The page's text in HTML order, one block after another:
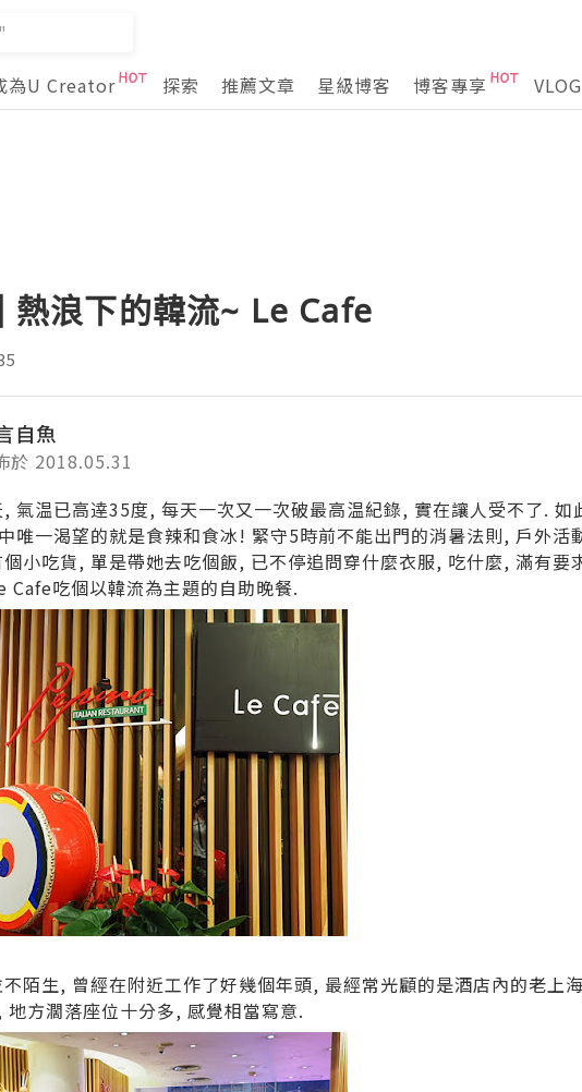
為U Creator 探索 推薦文章 星級博客 博客專享 VLOG
熱浪下的韓流~ Le Cafe
自魚
於 2018.05.31
, 氣温已高逹35度, 每天一次又一次破最高温紀錄, 實在讓人受不了.
唯一渴望的就是食辣和食冰! 緊守5時前不能出門的消暑法則, 戶外活
小吃貨, 單是帶她去吃個飯, 已不停追問穿什麼衣服, 吃什麼, 滿有要
Cafe吃個以韓流為主題的自助晚餐.
陌生, 曾經在附近工作了好幾個年頭, 最經常光顧的是酒店內的老上
地方濶落座位十分多, 感覺相當寫意.